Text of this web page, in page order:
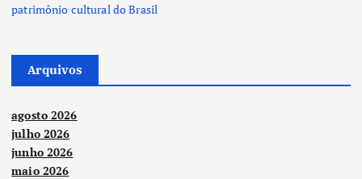
patrimônio cultural do Brasil
Arquivos
agosto 2026
julho 2026
junho 2026
maio 2026